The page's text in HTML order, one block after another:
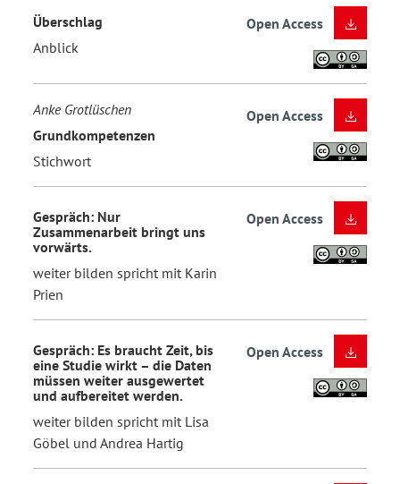
Überschlag
Anblick
Open Access
Anke Grotlüschen
Grundkompetenzen
Stichwort
Open Access
Gespräch: Nur
Zusammenarbeit bringt uns
vorwärts.
weiter bilden spricht mit Karin
Prien
Open Access
Gespräch: Es braucht Zeit, bis
eine Studie wirkt – die Daten
müssen weiter ausgewertet
und aufbereitet werden.
weiter bilden spricht mit Lisa
Göbel und Andrea Hartig
Open Access